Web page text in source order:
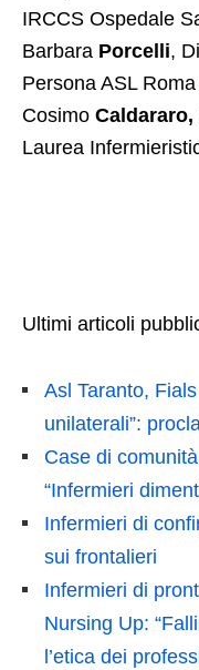
IRCCS Ospedale
Barbara Porcelli,
Persona ASL
Cosimo Caldararo,
Laurea
Ultimi articoli
Asl Taranto,
unilaterali”:
Case di
“Infermieri
Infermieri di
sui frontalieri
Infermieri di
Nursing Up:
l’etica dei